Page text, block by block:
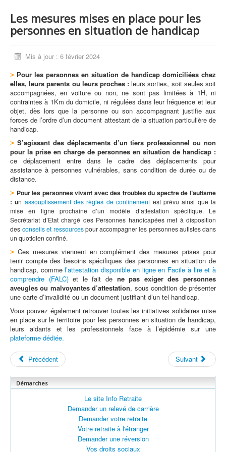
Les mesures mises en place pour les
personnes en situation de handicap
Mis à jour : 6 février 2024
> Pour les personnes en situation de handicap domiciliées chez
elles, leurs parents ou leurs proches : leurs sorties, soit seules soit
accompagnées, en voiture ou non, ne sont pas limitées à 1H, ni
contraintes à 1Km du domicile, ni régulées dans leur fréquence et leur
objet, dès lors que la personne ou son accompagnant justifie aux
forces de l’ordre d’un document attestant de la situation particulière de
handicap.
> S’agissant des déplacements d’un tiers professionnel ou non
pour la prise en charge de personnes en situation de handicap :
ce déplacement entre dans le cadre des déplacements pour
assistance à personnes vulnérables, sans condition de durée ou de
distance.
> Pour les personnes vivant avec des troubles du spectre de l’autisme
: un assouplissement des règles de confinement est prévu ainsi que la
mise en ligne prochaine d’un modèle d’attestation spécifique. Le
Secrétariat d’Etat chargé des Personnes handicapées met à disposition
des conseils et ressourcespour accompagner les personnes autistes dans
un quotidien confiné.
> Ces mesures viennent en complément des mesures prises pour
tenir compte des besoins spécifiques des personnes en situation de
handicap, commel’attestation disponible en ligne en Facile à lire et à
comprendre (FALC)et le fait de ne pas exiger des personnes
aveugles ou malvoyantes d’attestation, sous condition de présenter
une carte d’invalidité ou un document justifiant d’un tel handicap.
Vous pouvez également retrouver toutes les initiatives solidaires mise
en place sur le territoire pour les personnes en situation de handicap,
leurs aidants et les professionnels face à l’épidémie sur une
plateforme dédiée.
Précédent Suivant
Démarches
Le site Info Retraite
Demander un relevé de carrière
Demander votre retraite
Votre retraite à l'étranger
Demander une réversion
Vos droits sociaux